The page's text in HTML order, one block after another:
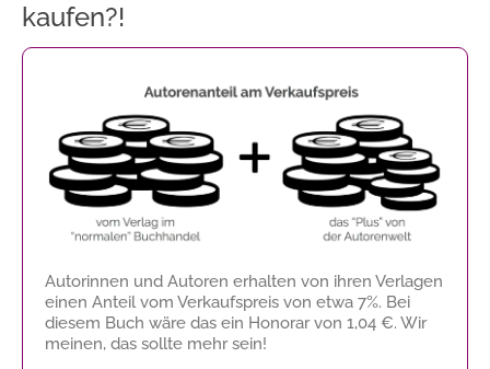
kaufen?!
Autorinnen und Autoren erhalten von ihren Verlagen
einen Anteil vom Verkaufspreis von etwa 7%. Bei
diesem Buch wäre das ein Honorar von 1,04 €. Wir
meinen, das sollte mehr sein!